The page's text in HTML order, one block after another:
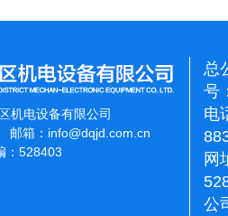
机电设备有限公司
邮箱： info@dqjd.com.cn
528403
总
号
电
网
公